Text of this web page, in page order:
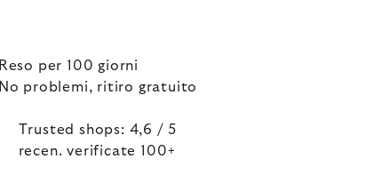
Reso per 100 giorni
No problemi, ritiro gratuito
Trusted shops: 4,6 / 5
recen. verificate 100+